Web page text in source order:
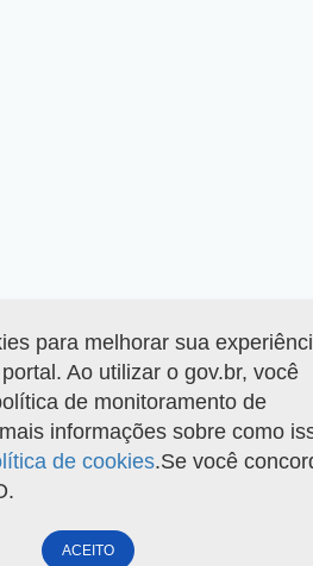
para melhorar sua
Ao utilizar o gov.br, você
de monitoramento de
informações sobre como
de cookies.Se você
ACEITO